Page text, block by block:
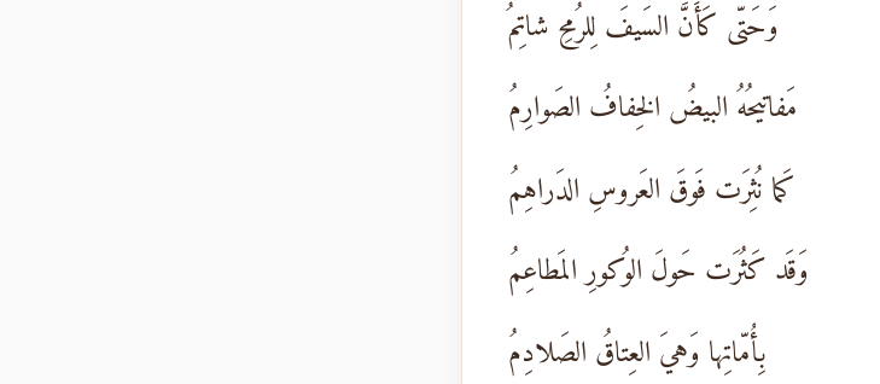
وَحَتّى كَأَنَّ السَيفَ لِلرُمحِ شاتِمُ
مَفاتيحُهُ البيضُ الخِفافُ الصَوارِمُ
كَما نُثِرَت فَوقَ العَروسِ الدَراهِمُ
وَقَد كَثُرَت حَولَ الوُكورِ المَطاعِمُ
بِأُمّاتِها وَهيَ العِتاقُ الصَلادِمُ